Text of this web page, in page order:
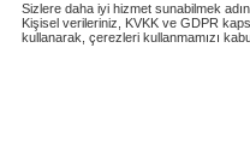
Sizlere daha iyi hizmet sunabilmek
Kişisel verileriniz, KVKK ve GDPR
kullanarak, çerezleri kullanmamızı